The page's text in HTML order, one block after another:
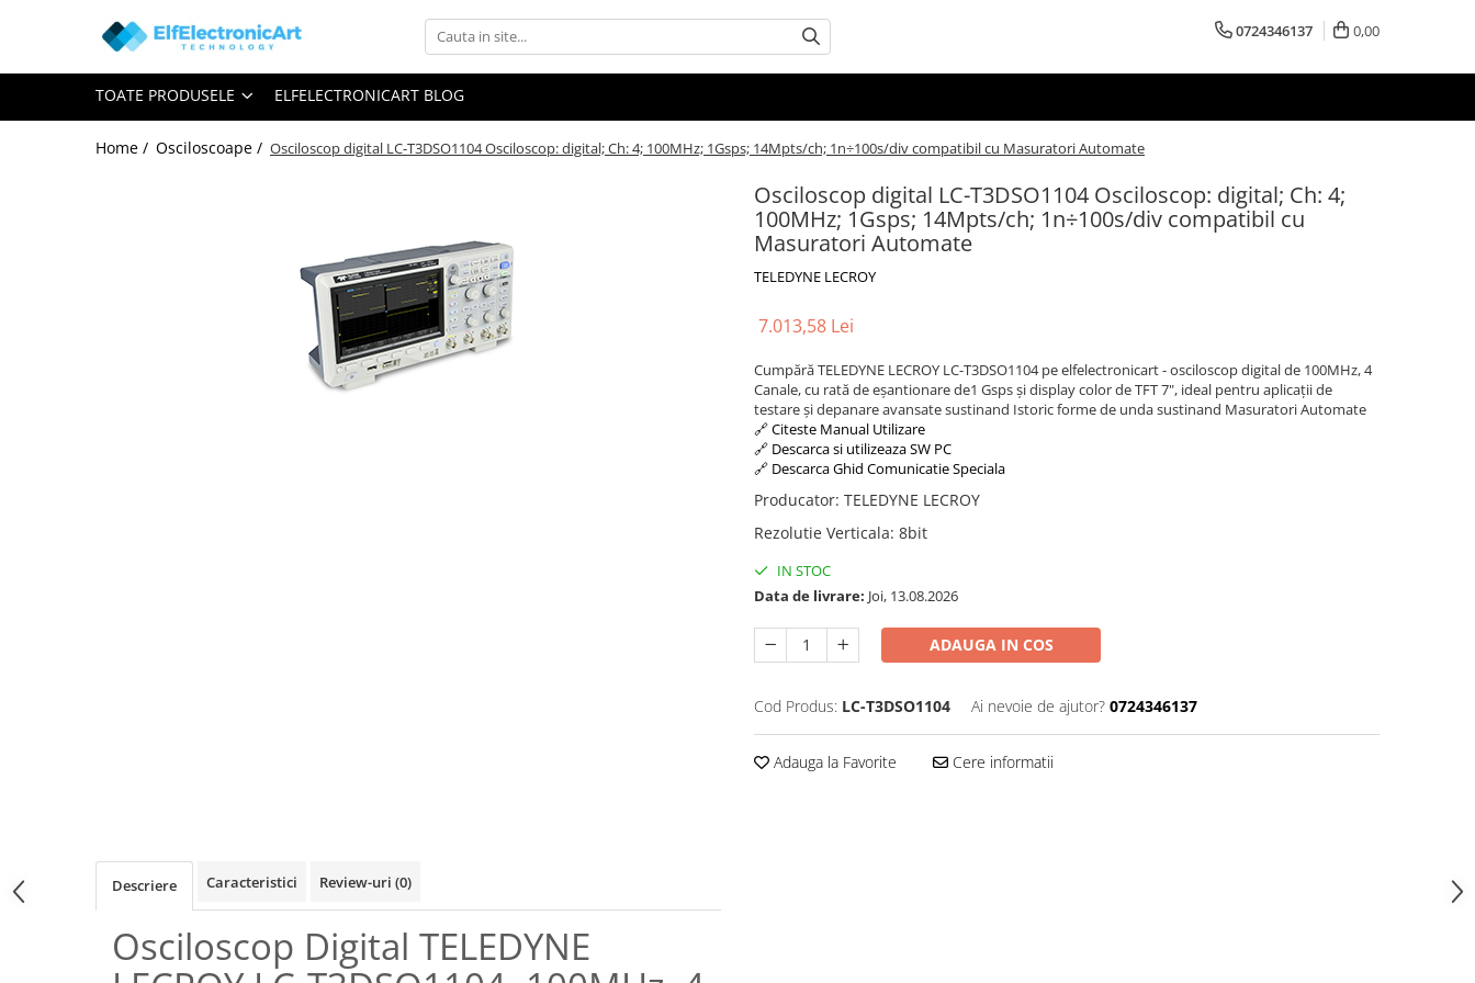
Toate Produsele
Audio
0724346137 0,00
TOATE PRODUSELE ELFELECTRONICART BLOG
Home / Osciloscoape / Osciloscop digital LC-T3DSO1104 Osciloscop: digital; Ch: 4; 100MHz; 1Gsps; 14Mpts/ch; 1n÷100s/div compatibil cu Masuratori Automate
Osciloscop digital LC-T3DSO1104 Osciloscop: digital; Ch: 4;
100MHz; 1Gsps; 14Mpts/ch; 1n÷100s/div compatibil cu
Masuratori Automate
TELEDYNE LECROY
7.013,58 Lei
Cumpără TELEDYNE LECROY LC-T3DSO1104 pe elfelectronicart - osciloscop digital de 100MHz, 4
Canale, cu rată de eșantionare de1 Gsps și display color de TFT 7", ideal pentru aplicații de
testare și depanare avansate sustinand Istoric forme de unda sustinand Masuratori Automate
🔗 Citeste Manual Utilizare
🔗 Descarca si utilizeaza SW PC
🔗 Descarca Ghid Comunicatie Speciala
Producator: TELEDYNE LECROY
Rezolutie Verticala: 8bit
IN STOC
Data de livrare: Joi, 13.08.2026
ADAUGA IN COS
Cod Produs: LC-T3DSO1104 Ai nevoie de ajutor? 0724346137
Adauga la Favorite Cere informatii
Descriere Caracteristici Review-uri (0)
Osciloscop Digital TELEDYNE